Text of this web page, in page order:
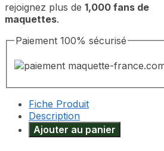
rejoignez plus de 1,000 fans de
maquettes.
Paiement 100% sécurisé
Fiche Produit
Description
Ajouter au panier